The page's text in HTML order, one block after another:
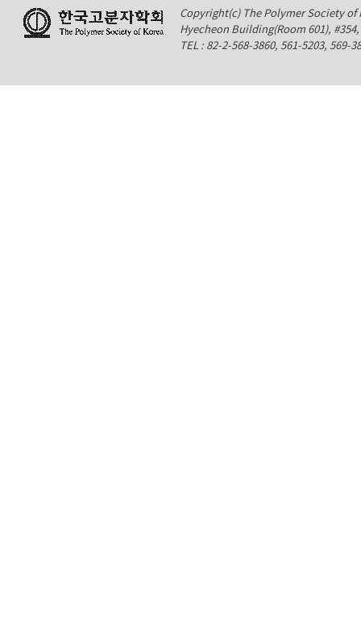
Copyright(c) The Polymer Society of
Hyecheon Building(Room 601),
TEL : 82-2-568-3860, 561-5203,